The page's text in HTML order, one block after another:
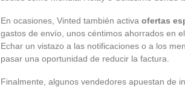
En ocasiones, Vinted también activa ofertas
gastos de envío, unos céntimos ahorrados en
Echar un vistazo a las notificaciones o a los
pasar una oportunidad de reducir la factura.
Finalmente, algunos vendedores apuestan de